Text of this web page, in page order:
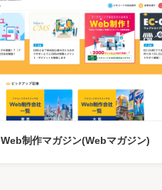
Web制作マガジン(Webマガジン)